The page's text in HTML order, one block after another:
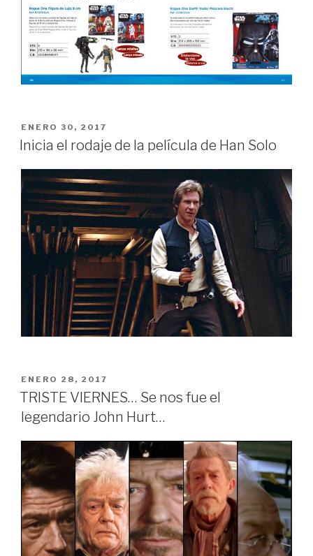
PUBLICADO
EN
ENERO 30, 2017
Inicia el rodaje de la película de Han Solo
PUBLICADO
EN
ENERO 28, 2017
TRISTE VIERNES… Se nos fue el
legendario John Hurt…